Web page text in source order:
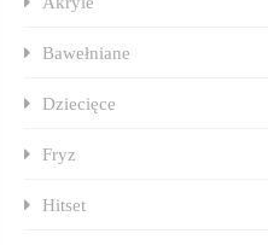
Bawełniane
Dziecięce
Fryz
Hitset